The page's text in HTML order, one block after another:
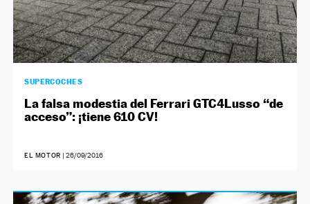
SUPERCOCHES
La falsa modestia del Ferrari GTC4Lusso “de
acceso”: ¡tiene 610 CV!
EL MOTOR | 26/09/2016